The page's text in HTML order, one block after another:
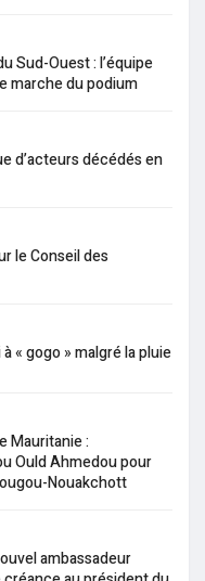
Sud-Ouest : l’équipe
marche du podium
d’acteurs décédés en
le Conseil des
« gogo » malgré la pluie
Mauritanie :
Ould Ahmedou pour
Nouakchott
ambassadeur